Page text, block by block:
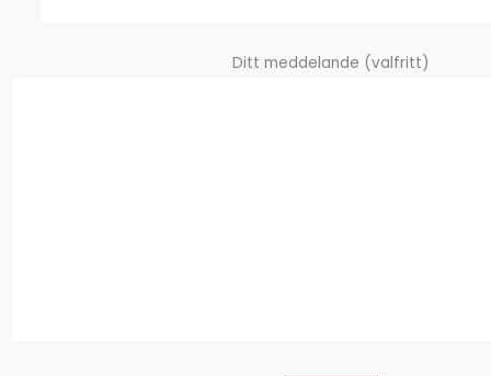
Ditt meddelande (valfritt)